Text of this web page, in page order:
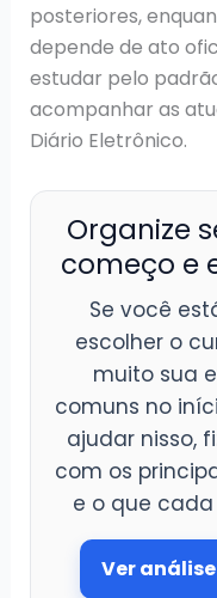
posteriores,
depende de ato
estudar pelo
acompanhar as
Diário Eletrônico.
Organize
começo e
Se você
escolher o
muito sua
comuns no
ajudar nisso,
com os
e o que
Ver